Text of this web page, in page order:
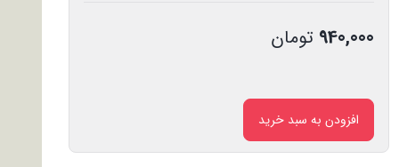
940,000 تومان
افزودن به سبد خرید